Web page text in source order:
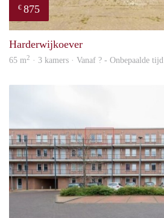
€ 875
Harderwijkoever
65 m2 · 3 kamers · Vanaf ? - Onbepaalde tijd